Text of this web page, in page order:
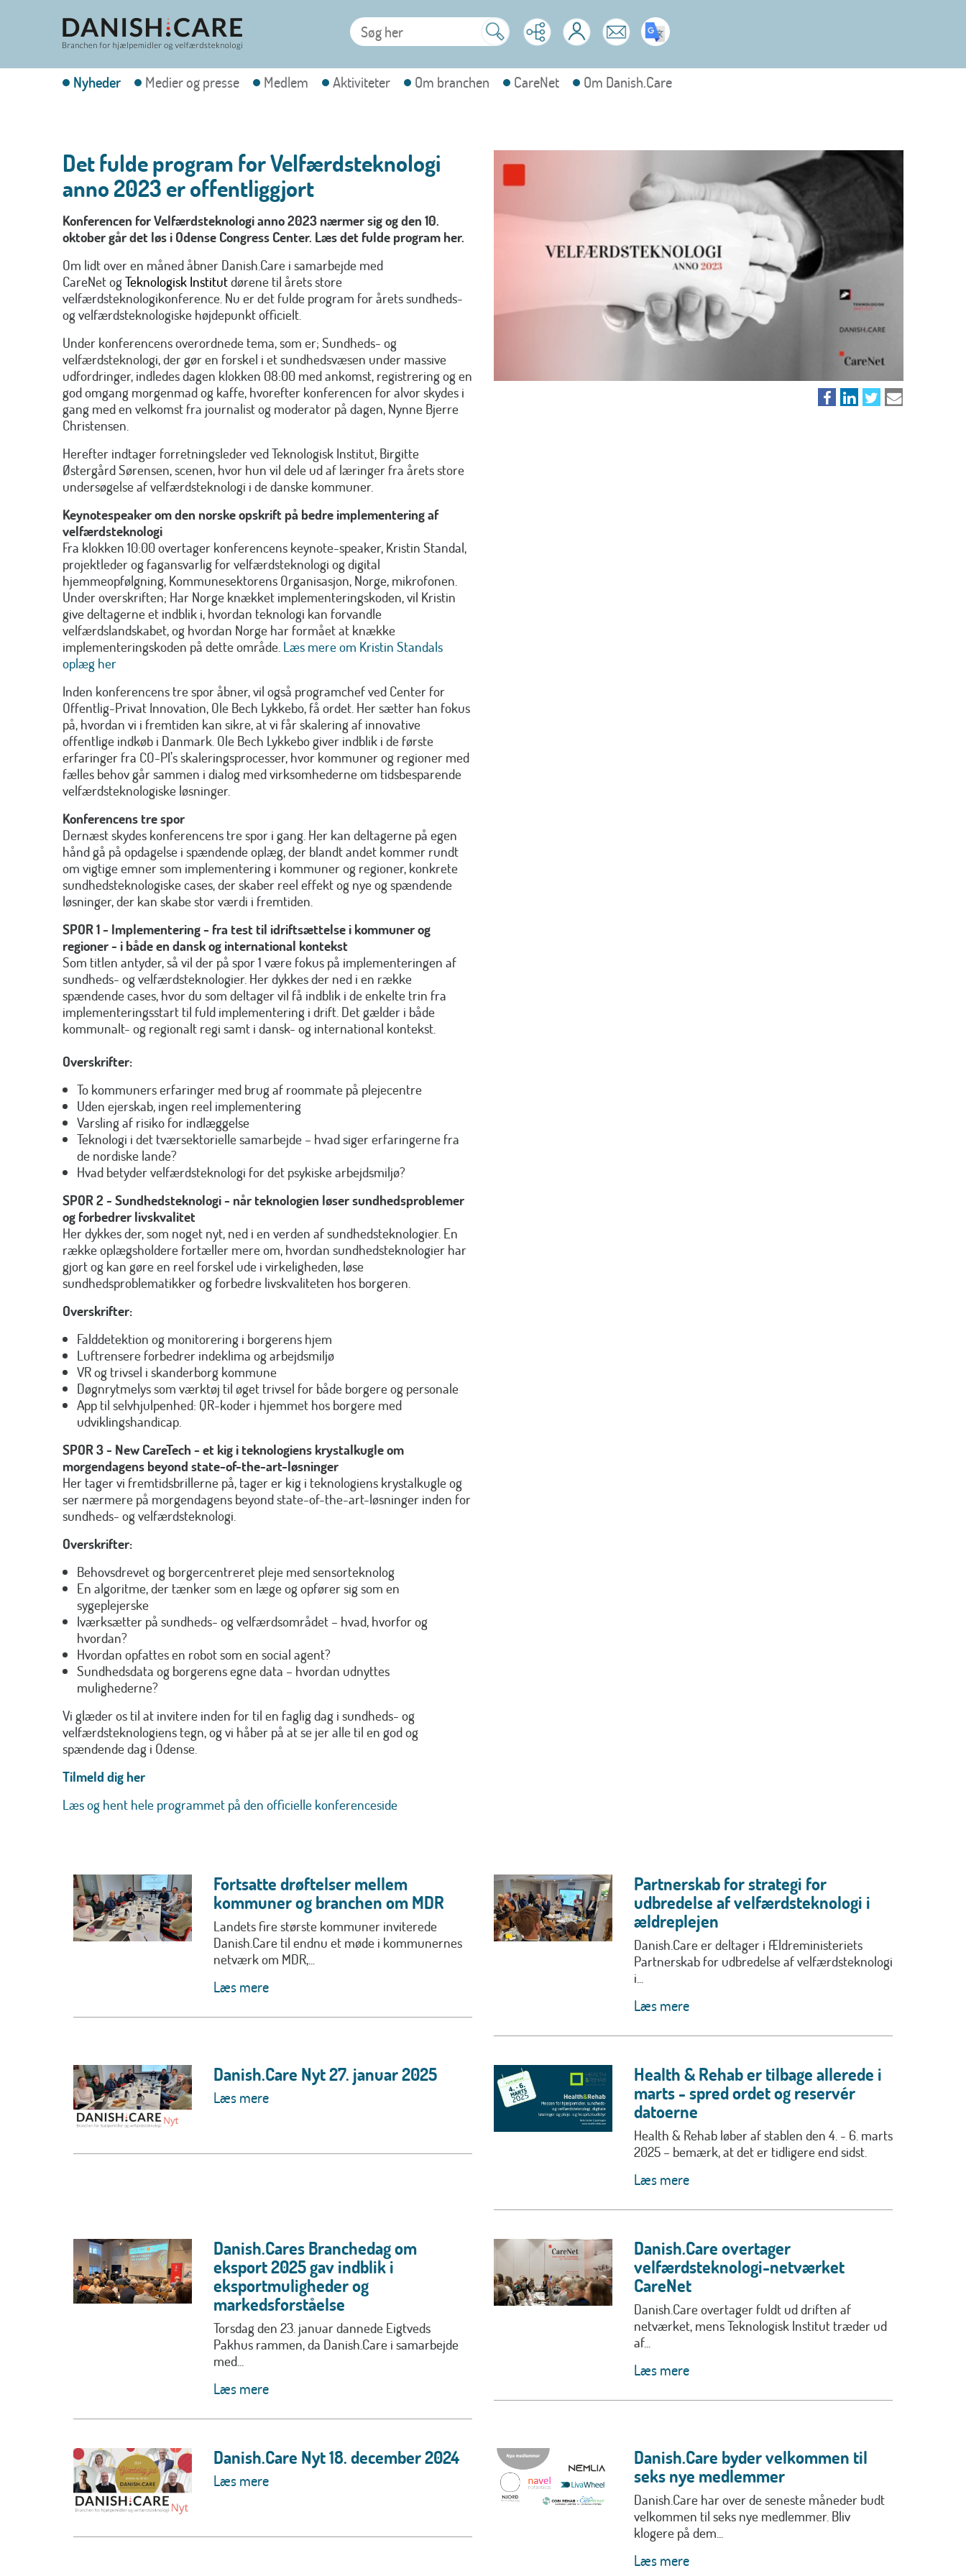
Nyheder Medier og presse Medlem Aktiviteter Om branchen CareNet Om Danish.Care
Det fulde program for Velfærdsteknologi
anno 2023 er offentliggjort
Konferencen for Velfærdsteknologi anno 2023 nærmer sig og den 10.
oktober går det løs i Odense Congress Center. Læs det fulde program her.
Om lidt over en måned åbner Danish.Care i samarbejde med
CareNet ogTeknologisk Institutdørene til årets store
velfærdsteknologikonference. Nu er det fulde program for årets sundheds-
og velfærdsteknologiske højdepunkt officielt.
Under konferencens overordnede tema, som er; Sundheds- og
velfærdsteknologi, der gør en forskel i et sundhedsvæsen under massive
udfordringer, indledes dagen klokken 08:00 med ankomst, registrering og en
god omgang morgenmad og kaffe, hvorefter konferencen for alvor skydes i
gang med en velkomst fra journalist og moderator på dagen, Nynne Bjerre
Christensen.
Herefter indtager forretningsleder ved Teknologisk Institut, Birgitte
Østergård Sørensen, scenen, hvor hun vil dele ud af læringer fra årets store
undersøgelse af velfærdsteknologi i de danske kommuner.
Keynotespeaker om den norske opskrift på bedre implementering af
velfærdsteknologi
Fra klokken 10:00 overtager konferencens keynote-speaker, Kristin Standal,
projektleder og fagansvarlig for velfærdsteknologi og digital
hjemmeopfølgning, Kommunesektorens Organisasjon, Norge, mikrofonen.
Under overskriften; Har Norge knækket implementeringskoden, vil Kristin
give deltagerne et indblik i, hvordan teknologi kan forvandle
velfærdslandskabet, og hvordan Norge har formået at knække
implementeringskoden på dette område. Læs mere om Kristin Standals
oplæg her
Inden konferencens tre spor åbner, vil også programchef ved Center for
Offentlig-Privat Innovation, Ole Bech Lykkebo, få ordet. Her sætter han fokus
på, hvordan vi i fremtiden kan sikre, at vi får skalering af innovative
offentlige indkøb i Danmark. Ole Bech Lykkebo giver indblik i de første
erfaringer fra CO-PI’s skaleringsprocesser, hvor kommuner og regioner med
fælles behov går sammen i dialog med virksomhederne om tidsbesparende
velfærdsteknologiske løsninger.
Konferencens tre spor
Dernæst skydes konferencens tre spor i gang. Her kan deltagerne på egen
hånd gå på opdagelse i spændende oplæg, der blandt andet kommer rundt
om vigtige emner som implementering i kommuner og regioner, konkrete
sundhedsteknologiske cases, der skaber reel effekt og nye og spændende
løsninger, der kan skabe stor værdi i fremtiden.
SPOR 1 - Implementering - fra test til idriftsættelse i kommuner og
regioner - i både en dansk og international kontekst
Som titlen antyder, så vil der på spor 1 være fokus på implementeringen af
sundheds- og velfærdsteknologier. Her dykkes der ned i en række
spændende cases, hvor du som deltager vil få indblik i de enkelte trin fra
implementeringsstart til fuld implementering i drift. Det gælder i både
kommunalt- og regionalt regi samt i dansk- og international kontekst.
Overskrifter:
To kommuners erfaringer med brug af roommate på plejecentre
Uden ejerskab, ingen reel implementering
Varsling af risiko for indlæggelse
Teknologi i det tværsektorielle samarbejde – hvad siger erfaringerne fra
de nordiske lande?
Hvad betyder velfærdsteknologi for det psykiske arbejdsmiljø?
SPOR 2 - Sundhedsteknologi - når teknologien løser sundhedsproblemer
og forbedrer livskvalitet
Her dykkes der, som noget nyt, ned i en verden af sundhedsteknologier. En
række oplægsholdere fortæller mere om, hvordan sundhedsteknologier har
gjort og kan gøre en reel forskel ude i virkeligheden, løse
sundhedsproblematikker og forbedre livskvaliteten hos borgeren.
Overskrifter:
Falddetektion og monitorering i borgerens hjem
Luftrensere forbedrer indeklima og arbejdsmiljø
VR og trivsel i skanderborg kommune
Døgnrytmelys som værktøj til øget trivsel for både borgere og personale
App til selvhjulpenhed: QR-koder i hjemmet hos borgere med
udviklingshandicap.
SPOR 3 - New CareTech - et kig i teknologiens krystalkugle om
morgendagens beyond state-of-the-art-løsninger
Her tager vi fremtidsbrillerne på, tager er kig i teknologiens krystalkugle og
ser nærmere på morgendagens beyond state-of-the-art-løsninger inden for
sundheds- og velfærdsteknologi.
Overskrifter:
Behovsdrevet og borgercentreret pleje med sensorteknolog
En algoritme, der tænker som en læge og opfører sig som en
sygeplejerske
Iværksætter på sundheds- og velfærdsområdet – hvad, hvorfor og
hvordan?
Hvordan opfattes en robot som en social agent?
Sundhedsdata og borgerens egne data – hvordan udnyttes
mulighederne?
Vi glæder os til at invitere inden for til en faglig dag i sundheds- og
velfærdsteknologiens tegn, og vi håber på at se jer alle til en god og
spændende dag i Odense.
Tilmeld dig her
Læs og hent hele programmet på den officielle konferenceside
Fortsatte drøftelser mellem
kommuner og branchen om MDR
Landets fire største kommuner inviterede
Danish.Care til endnu et møde i kommunernes
netværk om MDR,...
Læs mere
Partnerskab for strategi for
udbredelse af velfærdsteknologi i
ældreplejen
Danish.Care er deltager i Ældreministeriets
Partnerskab for udbredelse af velfærdsteknologi
i...
Læs mere
Danish.Care Nyt 27. januar 2025
Læs mere
Health & Rehab er tilbage allerede i
marts - spred ordet og reservér
datoerne
Health & Rehab løber af stablen den 4. - 6. marts
2025 – bemærk, at det er tidligere end sidst.
Læs mere
Danish.Cares Branchedag om
eksport 2025 gav indblik i
eksportmuligheder og
markedsforståelse
Torsdag den 23. januar dannede Eigtveds
Pakhus rammen, da Danish.Care i samarbejde
med...
Læs mere
Danish.Care overtager
velfærdsteknologi-netværket
CareNet
Danish.Care overtager fuldt ud driften af
netværket, mens Teknologisk Institut træder ud
af...
Læs mere
Danish.Care Nyt 18. december 2024
Læs mere
Danish.Care byder velkommen til
seks nye medlemmer
Danish.Care har over de seneste måneder budt
velkommen til seks nye medlemmer. Bliv
klogere på dem...
Læs mere